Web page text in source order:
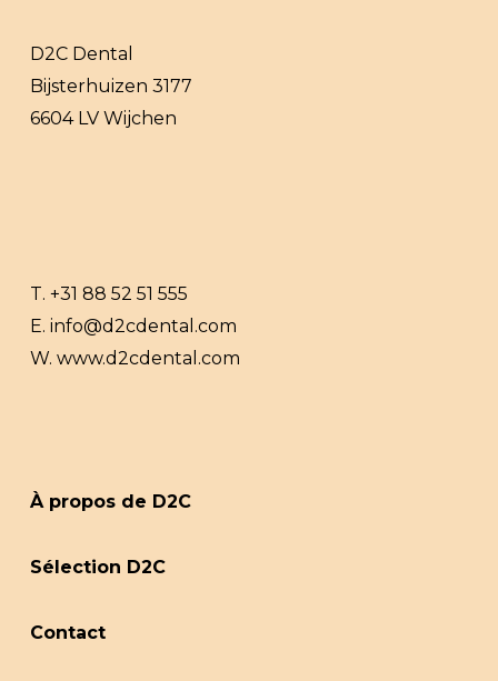
D2C Dental
Bijsterhuizen 3177
6604 LV Wijchen
T. +31 88 52 51 555
E. info@d2cdental.com
W. www.d2cdental.com
À propos de D2C
Sélection D2C
Contact